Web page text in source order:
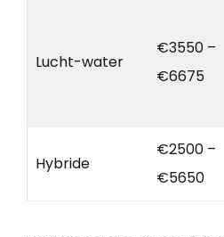
Lucht-water
€3550 –
€6675
Hybride
€2500 –
€5650